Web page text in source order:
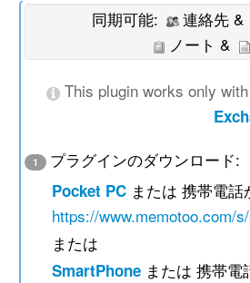
同期可能:
連絡先 &
ノート &
This plugin works only
1 プラグインのダウンロード:
Pocket PC または 携帯電
https://www.memotoo.com/
または
SmartPhone または 携帯